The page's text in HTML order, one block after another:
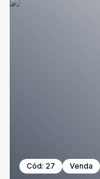
Cód: 27 Venda